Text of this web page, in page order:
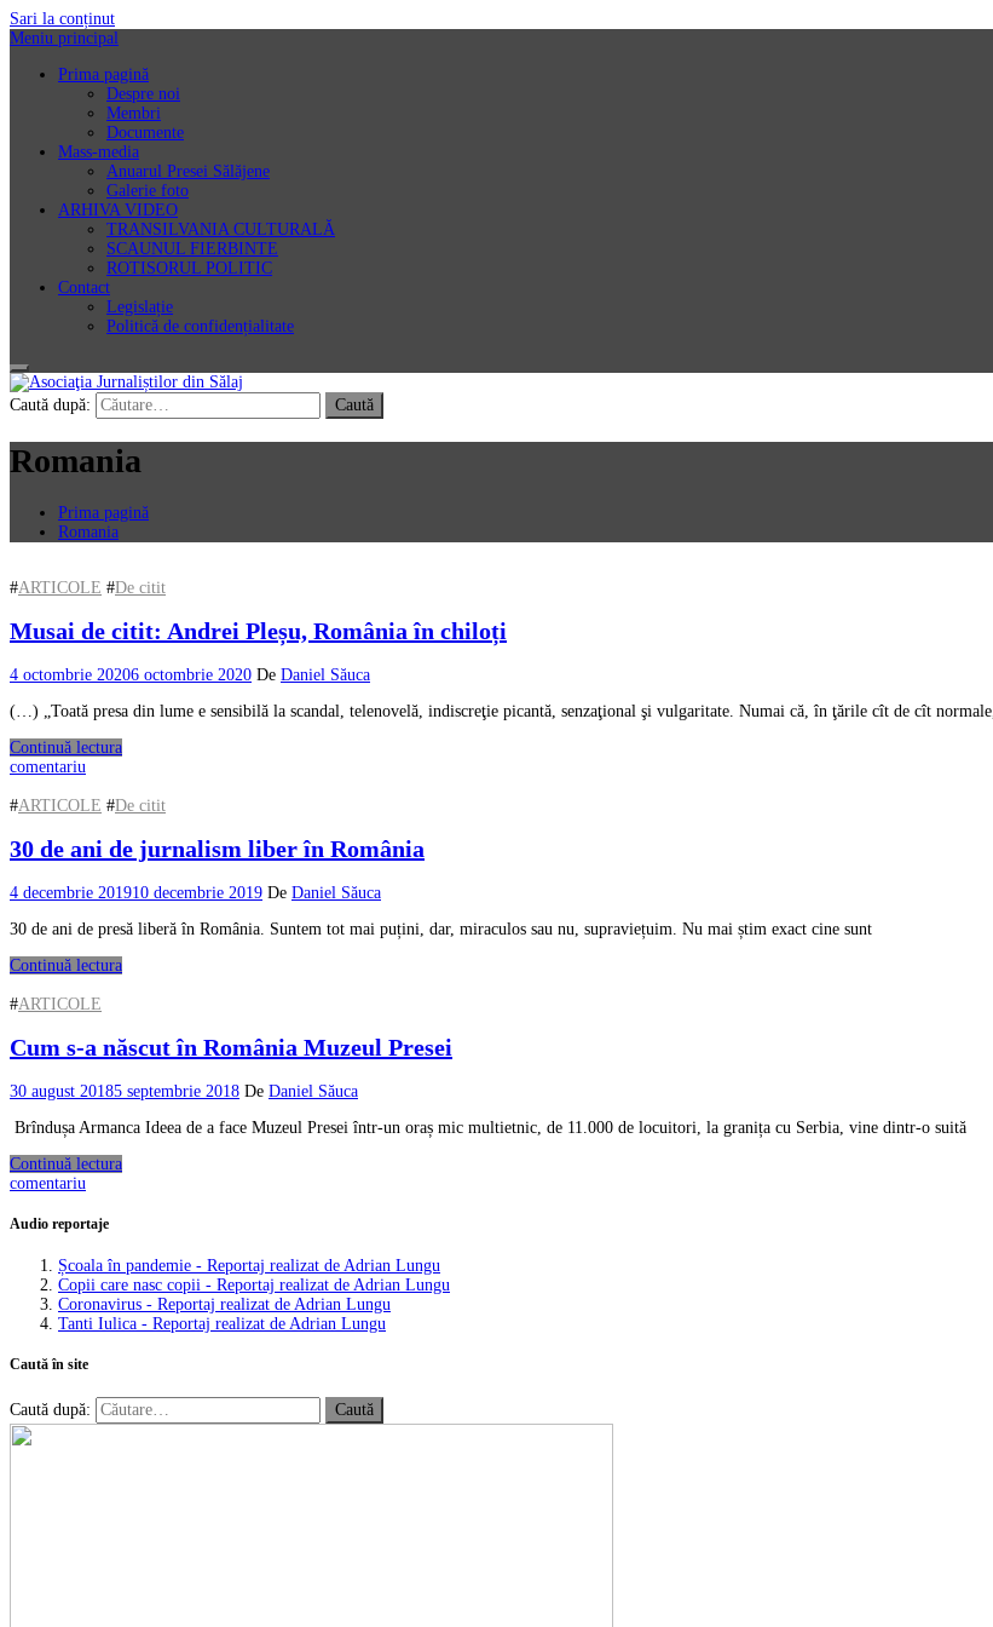
Sari la conținut
Meniu principal
Prima pagină
Despre noi
Membri
Documente
Mass-media
Anuarul Presei Sălăjene
Galerie foto
ARHIVA VIDEO
TRANSILVANIA CULTURALĂ
SCAUNUL FIERBINTE
ROTISORUL POLITIC
Contact
Legislație
Politică de confidențialitate
Asociaţia Jurnaliștilor din Sălaj
Caută după:
Romania
Prima pagină
Romania
#ARTICOLE #De citit
Musai de citit: Andrei Pleșu, România în chiloți
4 octombrie 20206 octombrie 2020 De Daniel Săuca
(…) „Toată presa din lume e sensibilă la scandal, telenovelă, indiscreţie picantă, senzaţional şi vulgaritate. Numai că, în ţările cît de cît normale,
Continuă lectura
comentariu
#ARTICOLE #De citit
30 de ani de jurnalism liber în România
4 decembrie 201910 decembrie 2019 De Daniel Săuca
30 de ani de presă liberă în România. Suntem tot mai puțini, dar, miraculos sau nu, supraviețuim. Nu mai știm exact cine sunt
Continuă lectura
#ARTICOLE
Cum s-a născut în România Muzeul Presei
30 august 20185 septembrie 2018 De Daniel Săuca
Brîndușa Armanca Ideea de a face Muzeul Presei într-un oraș mic multietnic, de 11.000 de locuitori, la granița cu Serbia, vine dintr-o suită
Continuă lectura
comentariu
Audio reportaje
Școala în pandemie - Reportaj realizat de Adrian Lungu
Copii care nasc copii - Reportaj realizat de Adrian Lungu
Coronavirus - Reportaj realizat de Adrian Lungu
Tanti Iulica - Reportaj realizat de Adrian Lungu
Caută în site
Caută după: